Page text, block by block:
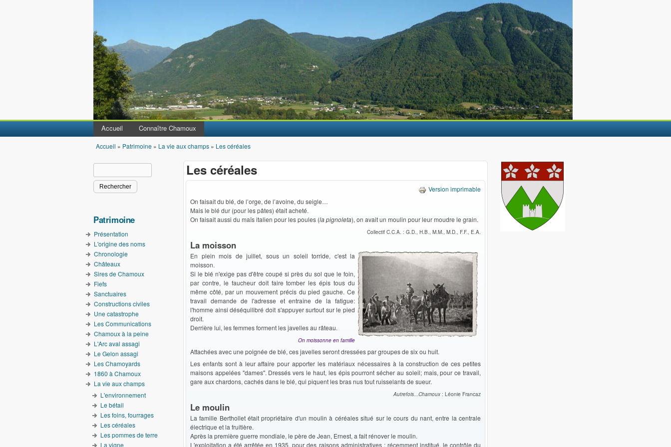
Accueil Connaître Chamoux
Vous êtes ici
Accueil » Patrimoine » La vie aux champs » Les céréales
Les céréales
Version imprimable
On faisait du blé, de l’orge, de l’avoine, du seigle…
Mais le blé dur (pour les pâtes) était acheté.
On faisait aussi du maïs italien pour les poules (la pignoleta), on avait un moulin pour leur moudre le grain.
Collectif C.C.A. : G.D., H.B., M.M., M.D., F.F., E.A.
La moisson
En plein mois de juillet, sous un soleil torride, c'est la
moisson.
Si le blé n'exige pas d'être coupé si près du sol que le foin,
par contre, le faucheur doit faire tomber les épis tous du
même côté, par un mouvement précis du pied gauche. Ce
travail demande de l'adresse et entraîne de la fatigue:
l'homme ainsi déséquilibré doit s'appuyer surtout sur le pied
droit.
Derrière lui, les femmes forment les javelles au râteau.
On moissonne en famille
Attachées avec une poignée de blé, ces javelles seront dressées par groupes de six ou huit.
Les enfants sont à leur affaire pour apporter les matériaux nécessaires à la construction de ces petites
maisons appelées "dames". Dressés vers le haut, les épis pourront sécher au soleil; mais, pour ce travail,
gare aux chardons, cachés dans le blé, qui piquent les bras nus tout ruisselants de sueur.
Autrefois...Chamoux : Léonie Francaz
Le moulin
La famille Berthollet était propriétaire d'un moulin à céréales situé sur le cours du nant, entre la centrale
électrique et la fruitière.
Après la première guerre mondiale, le père de Jean, Ernest, a fait rénover le moulin.
L'exploitation a été arrêtée en 1935, pour des raisons administratives : récemment institué, le contrôle du
Formulaire de recherche
Patrimoine
Présentation
L'origine des noms
Chronologie
Châteaux
Sires de Chamoux
Fiefs
Sanctuaires
Constructions civiles
Une catastrophe
Les Communications
Chamoux à la peine
L'Arc aval assagi
Le Gelon assagi
Les Chamoyards
1860 à Chamoux
La vie aux champs
L'environnement
Le bétail
Les foins, fourrages
Les céréales
Les pommes de terre
La vigne